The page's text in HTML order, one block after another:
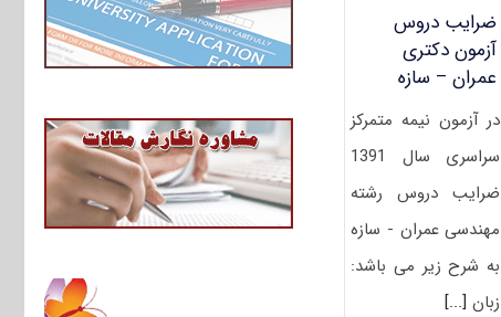
ضرایب دروس
آزمون دکتری
عمران – سازه
در آزمون نیمه متمرکز
سراسری سال 1391
ضرایب دروس رشته
مهندسی عمران - سازه
به شرح زیر می باشد:
زبان[...]